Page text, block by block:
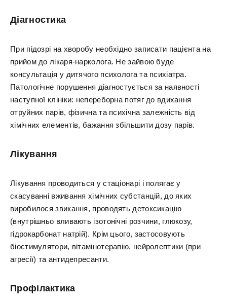
Діагностика
При підозрі на хворобу необхідно записати пацієнта на
прийом до лікаря-нарколога. Не зайвою буде
консультація у дитячого психолога та психіатра.
Патологічне порушення діагностується за наявності
наступної клініки: непереборна потяг до вдихання
отруйних парів, фізична та психічна залежність від
хімічних елементів, бажання збільшити дозу парів.
Лікування
Лікування проводиться у стаціонарі і полягає у
скасуванні вживання хімічних субстанцій, до яких
виробилося звикання, проводять детоксикацію
(внутрішньо вливають ізотонічні розчини, глюкозу,
гідрокарбонат натрій). Крім цього, застосовують
біостимулятори, вітамінотерапію, нейролептики (при
агресії) та антидепресанти.
Профілактика